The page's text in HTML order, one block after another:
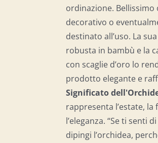
ordinazione. Bellissimo
decorativo o
destinato all’uso. La
robusta in bambù e la
con scaglie d’oro lo
prodotto elegante e
Significato
rappresenta l’estate,
l’eleganza. “Se ti senti
dipingi l’orchidea,